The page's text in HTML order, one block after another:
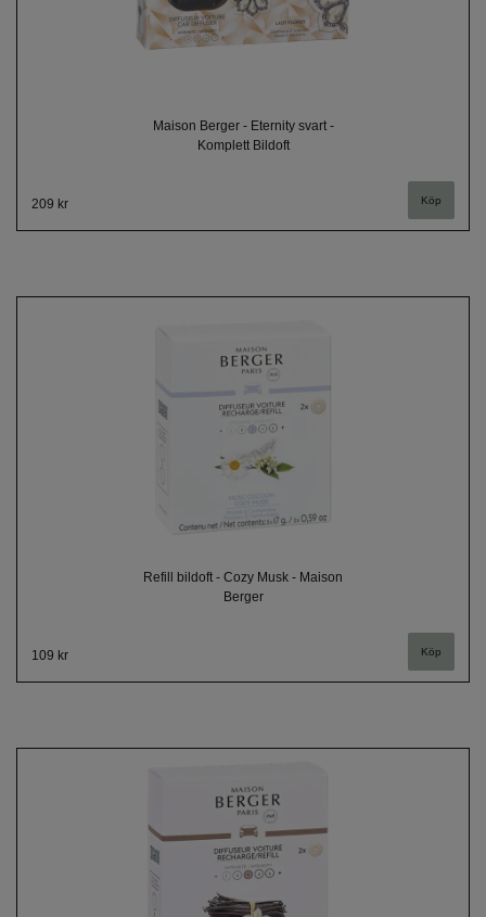
Maison Berger - Eternity svart -
Komplett Bildoft
209 kr
Refill bildoft - Cozy Musk - Maison
Berger
109 kr